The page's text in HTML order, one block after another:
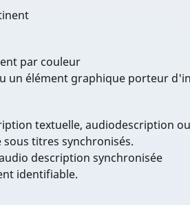
par couleur
un élément graphique porteur
textuelle, audiodescription
sous titres synchronisés.
description synchronisée
identifiable.